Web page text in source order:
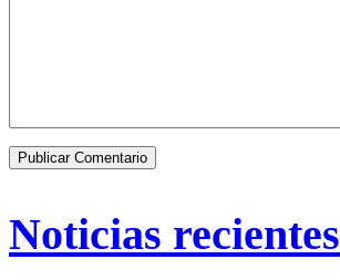
Noticias recientes